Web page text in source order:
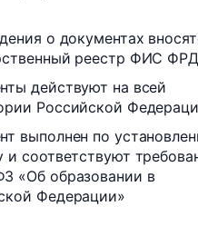
о документах
реестр ФИС
действуют на всей
Российской
выполнен по
и соответствуют
«Об образовании в
Федерации»